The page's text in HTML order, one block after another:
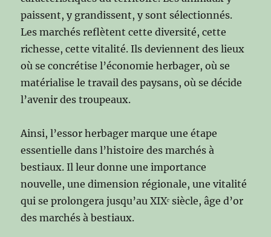
paissent, y grandissent, y sont sélectionnés.
Les marchés reflètent cette diversité, cette
richesse, cette vitalité. Ils deviennent des lieux
où se concrétise l’économie herbager, où se
matérialise le travail des paysans, où se décide
l’avenir des troupeaux.
Ainsi, l’essor herbager marque une étape
essentielle dans l’histoire des marchés à
bestiaux. Il leur donne une importance
nouvelle, une dimension régionale, une vitalité
qui se prolongera jusqu’au XIXᵉ siècle, âge d’or
des marchés à bestiaux.